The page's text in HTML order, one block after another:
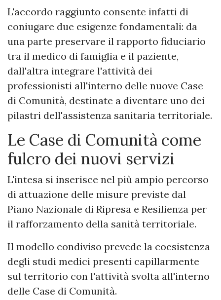
L'accordo raggiunto consente infatti di
coniugare due esigenze fondamentali: da
una parte preservare il rapporto fiduciario
tra il medico di famiglia e il paziente,
dall'altra integrare l'attività dei
professionisti all'interno delle nuove Case
di Comunità, destinate a diventare uno dei
pilastri dell'assistenza sanitaria territoriale.
Le Case di Comunità come
fulcro dei nuovi servizi
L'intesa si inserisce nel più ampio percorso
di attuazione delle misure previste dal
Piano Nazionale di Ripresa e Resilienza per
il rafforzamento della sanità territoriale.
Il modello condiviso prevede la coesistenza
degli studi medici presenti capillarmente
sul territorio con l'attività svolta all'interno
delle Case di Comunità.